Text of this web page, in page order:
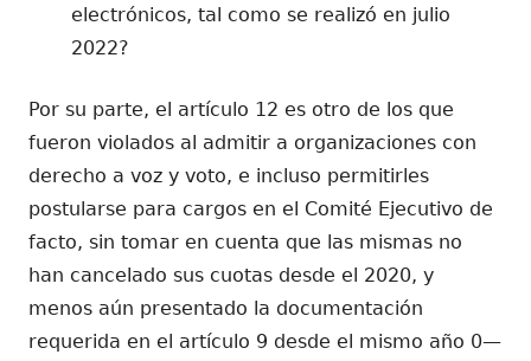
electrónicos, tal como se realizó en julio
2022?
Por su parte, el artículo 12 es otro de los que
fueron violados al admitir a organizaciones con
derecho a voz y voto, e incluso permitirles
postularse para cargos en el Comité Ejecutivo de
facto, sin tomar en cuenta que las mismas no
han cancelado sus cuotas desde el 2020, y
menos aún presentado la documentación
requerida en el artículo 9 desde el mismo año 0—